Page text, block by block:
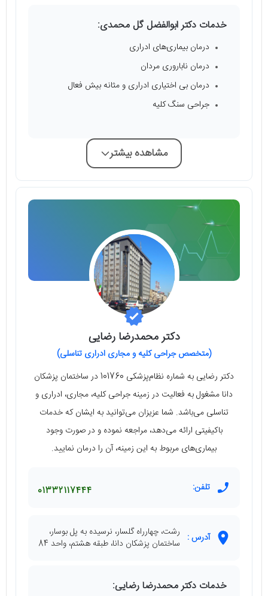
خدمات دکتر ابوالفضل گل محمدی:
درمان بیماری‌های ادراری
درمان ناباروری مردان
درمان بی اختیاری ادراری و مثانه بیش فعال
جراحی سنگ کلیه
مشاهده بیشتر
دکتر محمدرضا رضایی
(متخصص جراحی کلیه و مجاری ادراری تناسلی)
دکتر رضایی به شماره نظام‌پزشکی 101760 در ساختمان پزشکان
دانا مشغول به فعالیت در زمینه جراحی کلیه، مجاری، ادراری و
تناسلی می‌باشد. شما عزیزان می‌توانید به ایشان که خدمات
باکیفیتی ارائه می‌دهد، مراجعه نموده و در صورت وجود
بیماری‌های مربوط به این زمینه، آن را درمان نمایید.
تلفن: 01332117444
آدرس : رشت، چهارراه گلسار، نرسیده به پل بوسار،
ساختمان پزشکان دانا، طبقه هشتم، واحد 84
خدمات دکتر محمدرضا رضایی: